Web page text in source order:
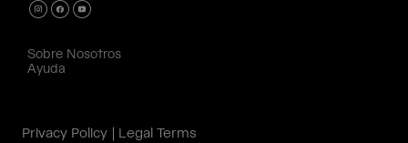
Sobre Nosotros
Ayuda
Privacy Policy Legal Terms